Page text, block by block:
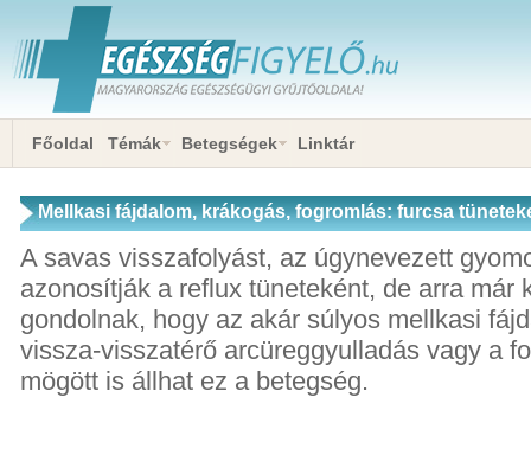
Főoldal Témák Betegségek Linktár
Mellkasi fájdalom, krákogás, fogromlás: furcsa
A savas visszafolyást, az úgynevezett
azonosítják a reflux tüneteként, de arra már
gondolnak, hogy az akár súlyos mellkasi
vissza-visszatérő arcüreggyulladás vagy a
mögött is állhat ez a betegség.